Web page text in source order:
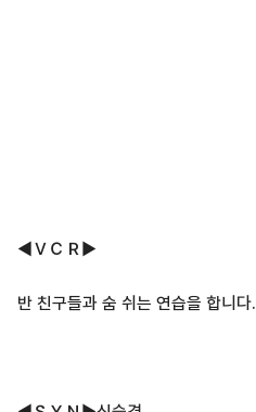
◀ＶＣＲ▶
반 친구들과 숨 쉬는 연습을 합니다.